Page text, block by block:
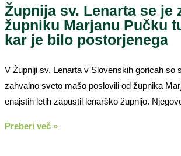
Župnija sv. Lenarta se je
župniku Marjanu Pučku
kar je bilo postorjenega
V Župniji sv. Lenarta v Slovenskih goricah so
zahvalno sveto mašo poslovili od župnika
enajstih letih zapustil lenarško župnijo.
Preberi več »